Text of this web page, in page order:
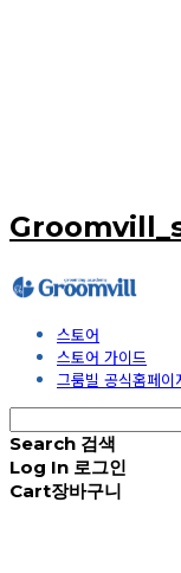
스토어
스토어 가이드
그룸빌 공식홈페이
Search 검색
Log In 로그인
Cart장바구니